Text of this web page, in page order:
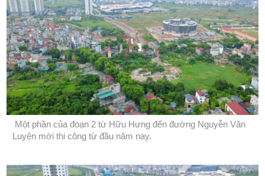
Một phần của đoạn 2 từ Hữu Hưng đến đường Nguyễn Văn
Luyện mới thi công từ đầu năm nay.